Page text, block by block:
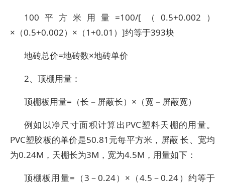
100平方米用量=100/[（0.5+0.002）
×（0.5+0.002）×（1+0.01）]约等于393块
地砖总价=地砖数×地砖单价
2、顶棚用量：
顶棚板用量=（长－屏蔽长）×（宽－屏蔽宽）
例如以净尺寸面积计算出PVC塑料天棚的用量。
PVC塑胶板的单价是50.81元每平方米，屏蔽 长、宽均
为0.24M，天棚长为3M，宽为4.5M，用量如下：
顶棚板用量=（3－0.24）×（4.5－0.24）约等于